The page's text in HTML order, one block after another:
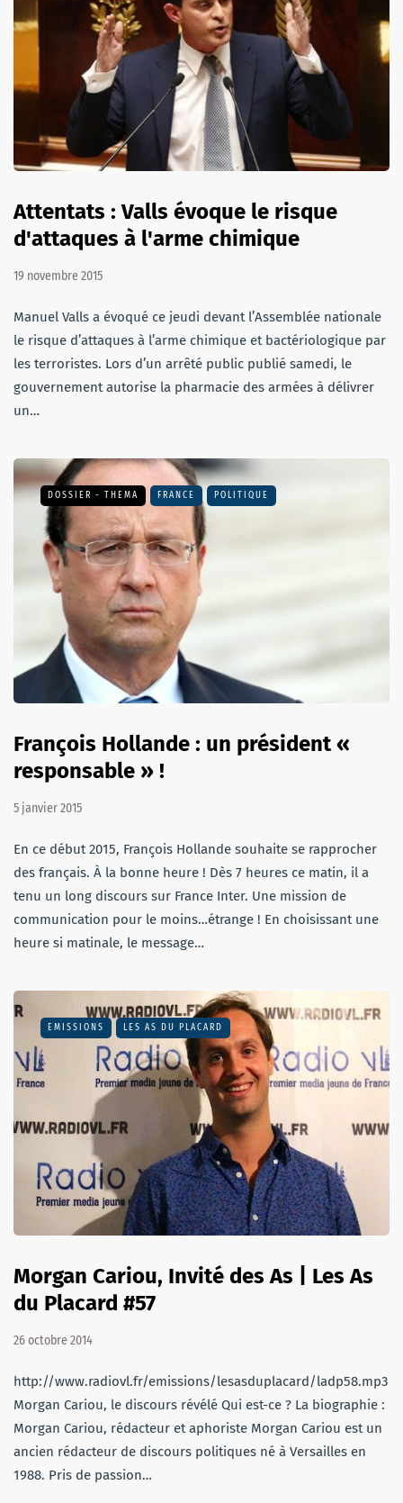
Attentats : Valls évoque le risque
d'attaques à l'arme chimique
19 novembre 2015
Manuel Valls a évoqué ce jeudi devant l’Assemblée nationale
le risque d’attaques à l’arme chimique et bactériologique par
les terroristes. Lors d’un arrêté public publié samedi, le
gouvernement autorise la pharmacie des armées à délivrer
un…
DOSSIER - THEMA FRANCE POLITIQUE
François Hollande : un président «
responsable » !
5 janvier 2015
En ce début 2015, François Hollande souhaite se rapprocher
des français. À la bonne heure ! Dès 7 heures ce matin, il a
tenu un long discours sur France Inter. Une mission de
communication pour le moins…étrange ! En choisissant une
heure si matinale, le message…
EMISSIONS LES AS DU PLACARD
Morgan Cariou, Invité des As | Les As
du Placard #57
26 octobre 2014
http://www.radiovl.fr/emissions/lesasduplacard/ladp58.mp3
Morgan Cariou, le discours révélé Qui est-ce ? La biographie :
Morgan Cariou, rédacteur et aphoriste Morgan Cariou est un
ancien rédacteur de discours politiques né à Versailles en
1988. Pris de passion…